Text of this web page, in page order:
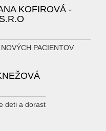
KOFIROVÁ -
PACIENTOV
deti a dorast